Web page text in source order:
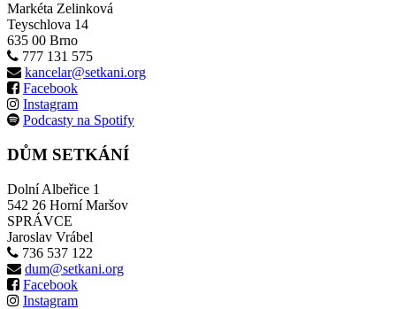
Markéta Zelinková
Teyschlova 14
635 00 Brno
777 131 575
kancelar@setkani.org
Facebook
Instagram
Podcasty na Spotify
DŮM SETKÁNÍ
Dolní Albeřice 1
542 26 Horní Maršov
SPRÁVCE
Jaroslav Vrábel
736 537 122
dum@setkani.org
Facebook
Instagram